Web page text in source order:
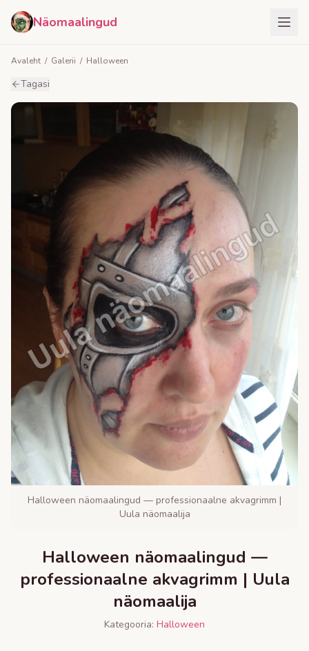
Näomaalingud
Avaleht / Galerii / Halloween
Tagasi
Halloween näomaalingud — professionaalne akvagrimm |
Uula näomaalija
Halloween näomaalingud —
professionaalne akvagrimm | Uula
näomaalija
Kategooria: Halloween